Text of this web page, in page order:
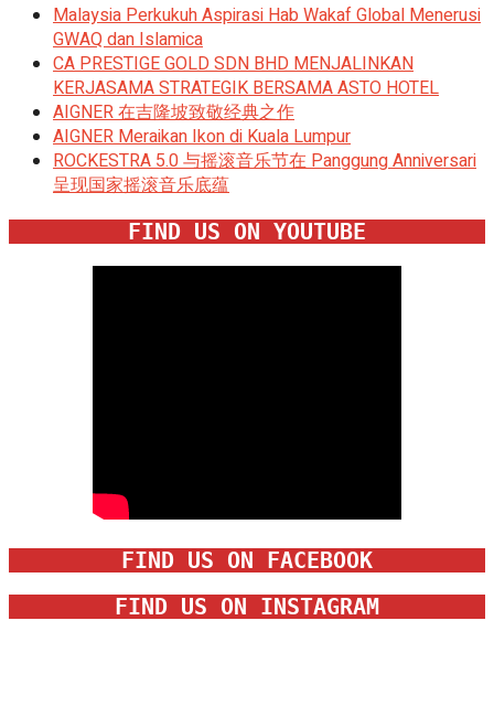
Malaysia Perkukuh Aspirasi Hab Wakaf Global Menerusi
GWAQ dan Islamica
CA PRESTIGE GOLD SDN BHD MENJALINKAN
KERJASAMA STRATEGIK BERSAMA ASTO HOTEL
AIGNER 在吉隆坡致敬经典之作
AIGNER Meraikan Ikon di Kuala Lumpur
ROCKESTRA 5.0 与摇滚音乐节在 Panggung Anniversari
呈现国家摇滚音乐底蕴
FIND US ON YOUTUBE
FIND US ON FACEBOOK
FIND US ON INSTAGRAM